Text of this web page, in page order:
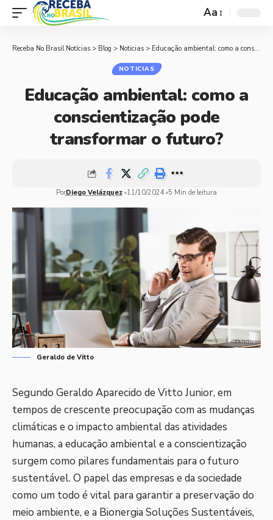
Aa
Receba No Brasil Notícias > Blog > Noticias > Educação ambiental: como a conscientização pode transformar o futuro?
NOTICIAS
Educação ambiental: como a
conscientização pode
transformar o futuro?
PorDiego Velázquez 11/10/2024 5 Min de leitura
Geraldo de Vitto
Segundo Geraldo Aparecido de Vitto Junior, em
tempos de crescente preocupação com as mudanças
climáticas e o impacto ambiental das atividades
humanas, a educação ambiental e a conscientização
surgem como pilares fundamentais para o futuro
sustentável. O papel das empresas e da sociedade
como um todo é vital para garantir a preservação do
meio ambiente, e a Bionergia Soluções Sustentáveis,